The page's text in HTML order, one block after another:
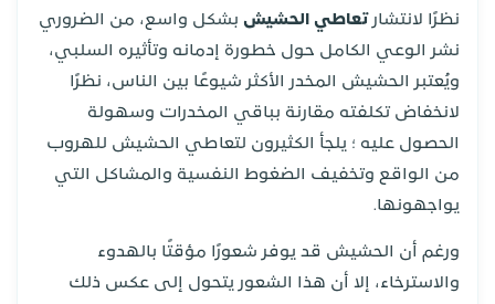
نظرًا لانتشار تعاطي الحشيش بشكل واسع، من الضروري
نشر الوعي الكامل حول خطورة إدمانه وتأثيره السلبي،
ويُعتبر الحشيش المخدر الأكثر شيوعًا بين الناس، نظرًا
لانخفاض تكلفته مقارنة بباقي المخدرات وسهولة
الحصول عليه ؛ يلجأ الكثيرون لتعاطي الحشيش للهروب
من الواقع وتخفيف الضغوط النفسية والمشاكل التي
يواجهونها.
ورغم أن الحشيش قد يوفر شعورًا مؤقتًا بالهدوء
والاسترخاء، إلا أن هذا الشعور يتحول إلى عكس ذلك